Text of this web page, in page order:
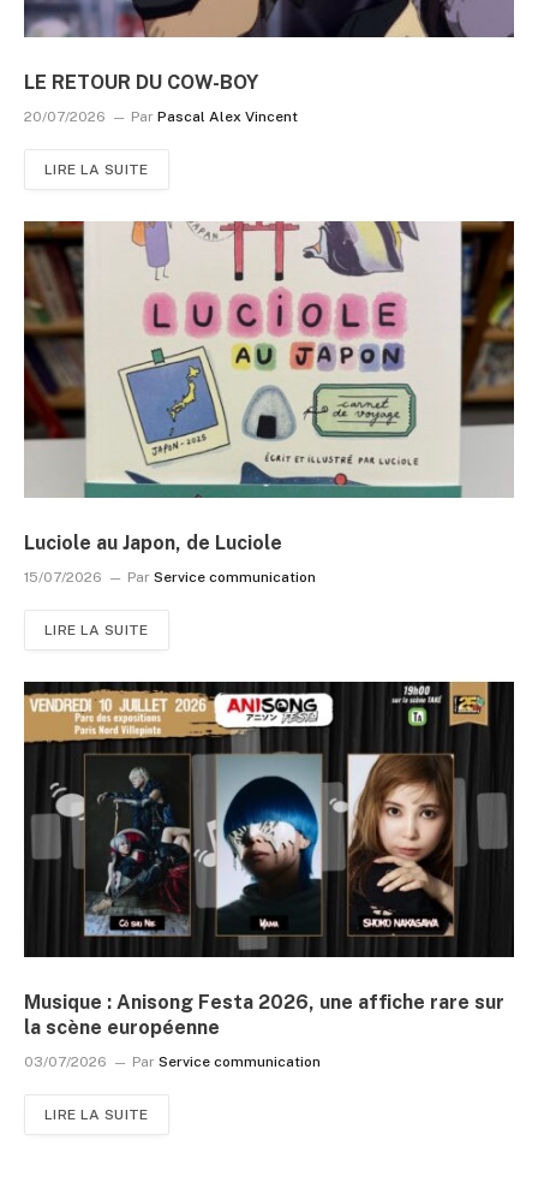
LE RETOUR DU COW-BOY
20/07/2026 Par Pascal Alex Vincent
LIRE LA SUITE
Luciole au Japon, de Luciole
15/07/2026 Par Service communication
LIRE LA SUITE
Musique : Anisong Festa 2026, une affiche rare sur
la scène européenne
03/07/2026 Par Service communication
LIRE LA SUITE